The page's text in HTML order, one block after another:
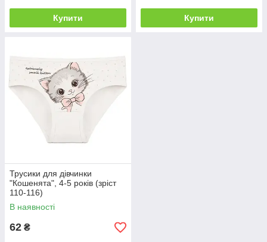
Купити Купити
Трусики для дівчинки
"Кошенята", 4-5 років (зріст
110-116)
В наявності
62 ₴